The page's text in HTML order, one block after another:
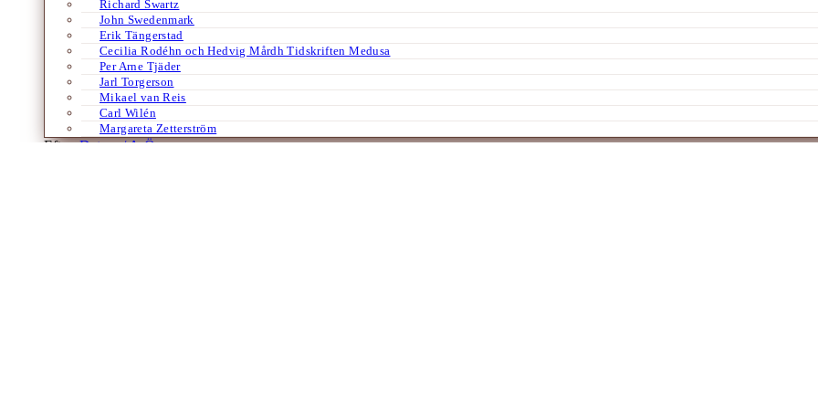
Richard Swartz
John Swedenmark
Erik Tängerstad
Cecilia Rodéhn och Hedvig Mårdh Tidskriften Medusa
Per Arne Tjäder
Jarl Torgerson
Mikael van Reis
Carl Wilén
Margareta Zetterström
Efter:Datum /A-Ö